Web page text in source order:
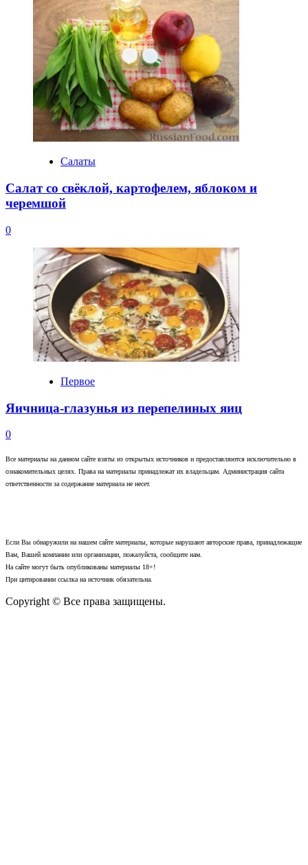
Салаты
Салат со свёклой, картофелем, яблоком и
черемшой
0
Первое
Яичница-глазунья из перепелиных яиц
0
Все материалы на данном сайте взяты из открытых источников и предоставляются исключительно в
ознакомительных целях. Права на материалы принадлежат их владельцам. Администрация сайта
ответственности за содержание материала не несет.
Если Вы обнаружили на нашем сайте материалы, которые нарушают авторские права, принадлежащие
Вам, Вашей компании или организации, пожалуйста, сообщите нам.
На сайте могут быть опубликованы материалы 18+!
При цитировании ссылка на источник обязательна.
Copyright © Все права защищены.